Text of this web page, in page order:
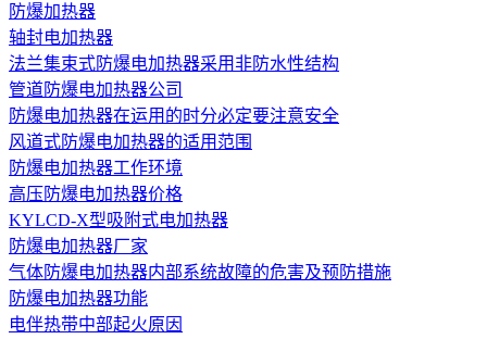
防爆加热器
轴封电加热器
法兰集束式防爆电加热器采用非防水性结构
管道防爆电加热器公司
防爆电加热器在运用的时分必定要注意安全
风道式防爆电加热器的适用范围
防爆电加热器工作环境
高压防爆电加热器价格
KYLCD-X型吸附式电加热器
防爆电加热器厂家
气体防爆电加热器内部系统故障的危害及预防措施
防爆电加热器功能
电伴热带中部起火原因